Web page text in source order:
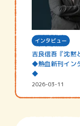
インタビュー
吉良信吾『沈黙
◆熱血新刊イン
◆
2026-03-11